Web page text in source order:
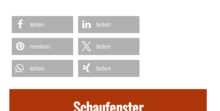
teilen teilen
merken teilen
teilen teilen